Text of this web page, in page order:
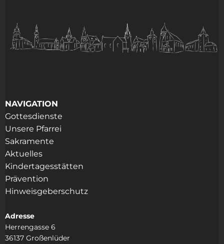
NAVIGATION
Gottesdienste
Unsere Pfarrei
Sakramente
Aktuelles
Kindertagesstätten
Prävention
Hinweisgeberschutz
Adresse
Herrengasse 6
36137 Großenlüder